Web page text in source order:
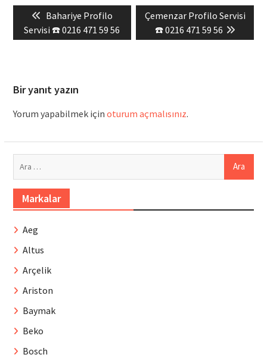
gezinmesi
Previous
post:
Bahariye Profilo
Servisi ☎️ 0216 471 59 56
Next
post:
Çemenzar Profilo Servisi
☎️ 0216 471 59 56
Bir yanıt yazın
Yorum yapabilmek için oturum açmalısınız.
Markalar
Aeg
Altus
Arçelik
Ariston
Baymak
Beko
Bosch